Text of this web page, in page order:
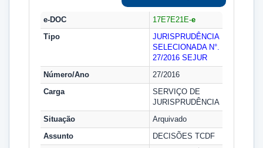
e-DOC 17E7E21E-e
Tipo
JURISPRUDÊNCIA
SELECIONADA N°.
27/2016 SEJUR
Número/Ano
27/2016
Carga
SERVIÇO DE
JURISPRUDÊNCIA
Situação
Arquivado
Assunto
DECISÕES TCDF